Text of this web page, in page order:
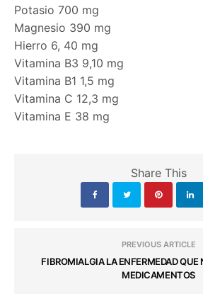
Potasio 700 mg
Magnesio 390 mg
Hierro 6, 40 mg
Vitamina B3 9,10 mg
Vitamina B1 1,5 mg
Vitamina C 12,3 mg
Vitamina E 38 mg
Share This
PREVIOUS ARTICLE
FIBROMIALGIA LA ENFERMEDAD QUE
MEDICAMENTOS